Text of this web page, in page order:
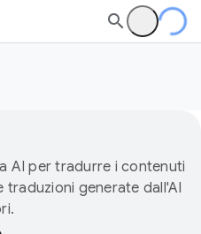
AI per tradurre i contenuti
traduzioni generate dall'AI